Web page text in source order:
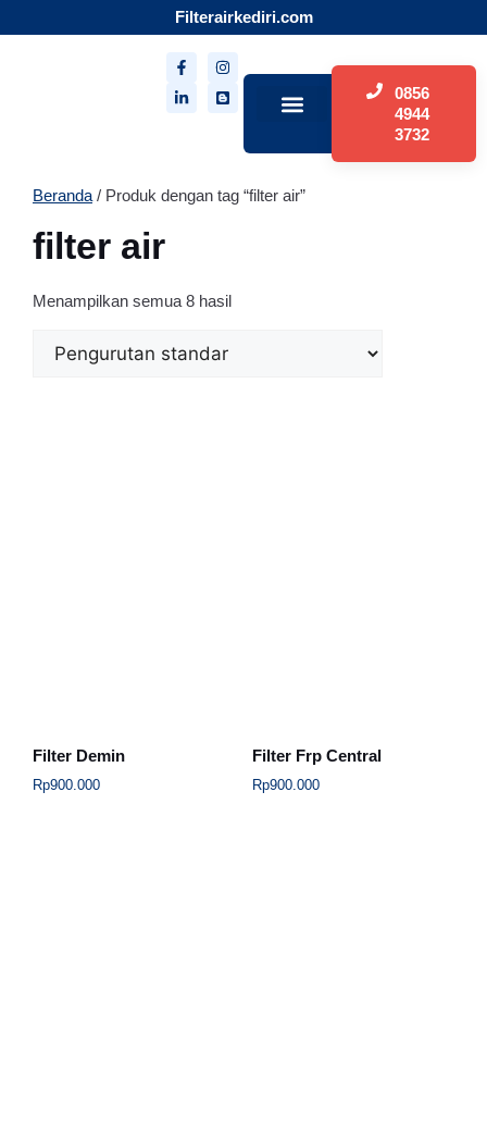
Filterairkediri.com
0856
4944
3732
Beranda / Produk dengan tag “filter air”
filter air
Menampilkan semua 8 hasil
Filter Demin
Rp900.000
Filter Frp Central
Rp900.000